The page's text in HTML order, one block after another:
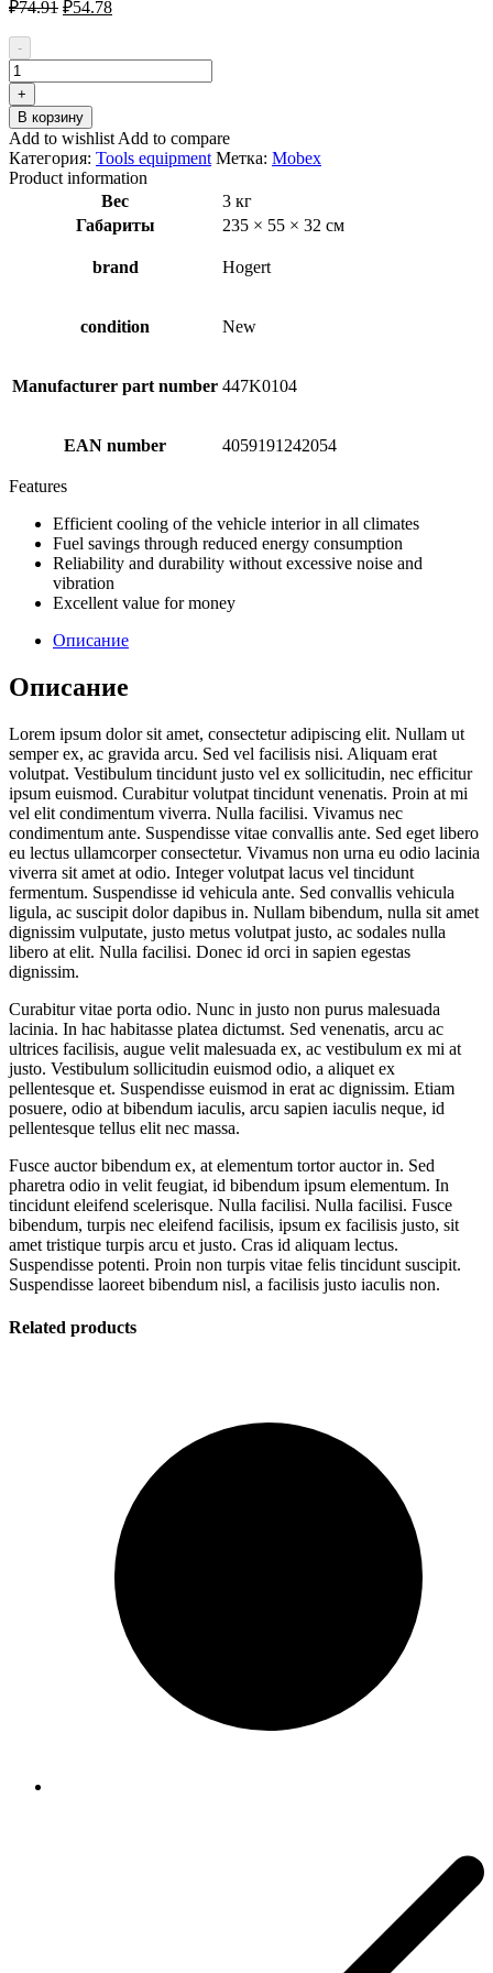
₽74.91
₽74.91.
₽54.78
-
Количество
товара
Hogert
Technik
HT7G081
Tool
Trolley
+
В корзину
Add to wishlist Add to compare
Категория: Tools equipment Метка: Mobex
Product information
Вес
3 кг
Габариты
235 × 55 × 32 см
brand Hogert
condition New
Manufacturer part number 447K0104
EAN number 4059191242054
Features
Efficient cooling of the vehicle interior in all climates
Fuel savings through reduced energy consumption
Reliability and durability without excessive noise and
vibration
Excellent value for money
Описание
Описание
Lorem ipsum dolor sit amet, consectetur adipiscing elit. Nullam ut
semper ex, ac gravida arcu. Sed vel facilisis nisi. Aliquam erat
volutpat. Vestibulum tincidunt justo vel ex sollicitudin, nec efficitur
ipsum euismod. Curabitur volutpat tincidunt venenatis. Proin at mi
vel elit condimentum viverra. Nulla facilisi. Vivamus nec
condimentum ante. Suspendisse vitae convallis ante. Sed eget libero
eu lectus ullamcorper consectetur. Vivamus non urna eu odio lacinia
viverra sit amet at odio. Integer volutpat lacus vel tincidunt
fermentum. Suspendisse id vehicula ante. Sed convallis vehicula
ligula, ac suscipit dolor dapibus in. Nullam bibendum, nulla sit amet
dignissim vulputate, justo metus volutpat justo, ac sodales nulla
libero at elit. Nulla facilisi. Donec id orci in sapien egestas
dignissim.
Curabitur vitae porta odio. Nunc in justo non purus malesuada
lacinia. In hac habitasse platea dictumst. Sed venenatis, arcu ac
ultrices facilisis, augue velit malesuada ex, ac vestibulum ex mi at
justo. Vestibulum sollicitudin euismod odio, a aliquet ex
pellentesque et. Suspendisse euismod in erat ac dignissim. Etiam
posuere, odio at bibendum iaculis, arcu sapien iaculis neque, id
pellentesque tellus elit nec massa.
Fusce auctor bibendum ex, at elementum tortor auctor in. Sed
pharetra odio in velit feugiat, id bibendum ipsum elementum. In
tincidunt eleifend scelerisque. Nulla facilisi. Nulla facilisi. Fusce
bibendum, turpis nec eleifend facilisis, ipsum ex facilisis justo, sit
amet tristique turpis arcu et justo. Cras id aliquam lectus.
Suspendisse potenti. Proin non turpis vitae felis tincidunt suscipit.
Suspendisse laoreet bibendum nisl, a facilisis justo iaculis non.
Related products